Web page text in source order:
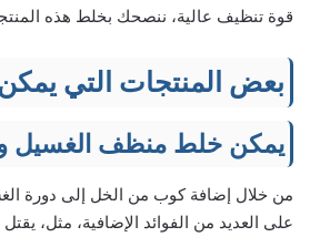
قوة تنظيف عالية، ننصحك بخلط هذه
بعض المنتجات التي
يمكن خلط منظف الغسيل
من خلال إضافة كوب من الخل إلى دورة
على العديد من الفوائد الإضافية، مثل،